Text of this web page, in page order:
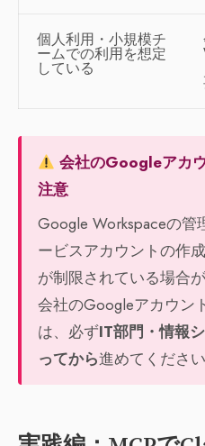
個人利用・小規模チ
ームでの利用を想定
している
会社のGoogleアカ
注意
Google Workspaceの管
ービスアカウントの作
が制限されている場合
会社のGoogleアカウン
は、必ずIT部門・情報
ってから進めてください